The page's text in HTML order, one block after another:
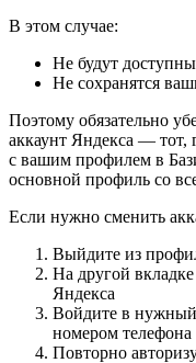
В этом случае:
Не будут
Не сохранятся
Поэтому обязательно
аккаунт Яндекса — тот,
с вашим профилем в
основной профиль со
Если нужно сменить
Выйдите из
На другой
Яндекса
Войдите в нужный
номером телефона
Повторно